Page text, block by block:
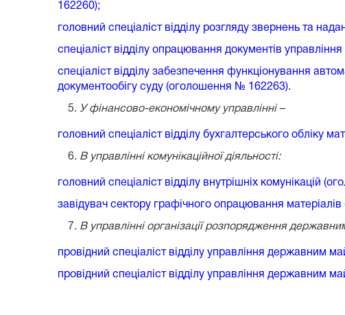
162260);
головний спеціаліст відділу розгляду звернень та
спеціаліст відділу опрацювання документів
спеціаліст відділу забезпечення функціонування
документообігу суду (оголошення № 162263).
У фінансово-економічному управлінні –
головний спеціаліст відділу бухгалтерського обліку
В управлінні комунікаційної діяльності:
головний спеціаліст відділу внутрішніх комунікацій
завідувач сектору графічного опрацювання
В управлінні організації розпорядження
провідний спеціаліст відділу управління державним
провідний спеціаліст відділу управління державним